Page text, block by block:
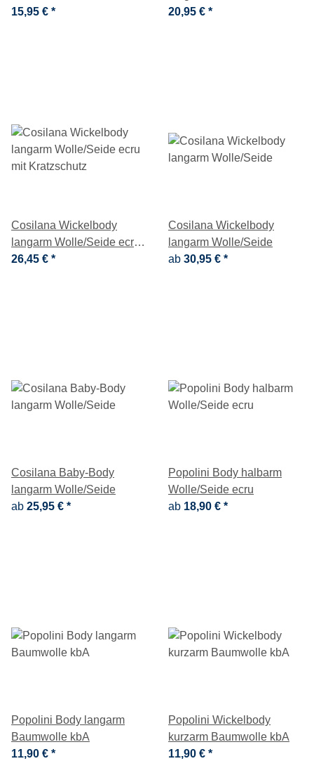
15,95 € *
20,95 € *
Cosilana Wickelbody
langarm Wolle/Seide ecru
mit Kratzschutz
26,45 € *
Cosilana Wickelbody
langarm Wolle/Seide
ab 30,95 € *
Cosilana Baby-Body
langarm Wolle/Seide
ab 25,95 € *
Popolini Body halbarm
Wolle/Seide ecru
ab 18,90 € *
Popolini Body langarm
Baumwolle kbA
11,90 € *
Popolini Wickelbody
kurzarm Baumwolle kbA
11,90 € *